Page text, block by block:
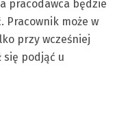
pracodawca będzie
Pracownik może w
przy wcześniej
się podjąć u